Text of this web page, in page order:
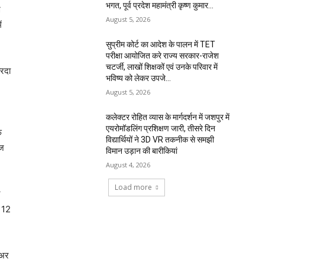
भगत, पूर्व प्रदेश महामंत्री कृष्ण कुमार...
August 5, 2026
सुप्रीम कोर्ट का आदेश के पालन में TET
परीक्षा आयोजित करे राज्य सरकार-राजेश
चटर्जी, लाखों शिक्षकों एवं उनके परिवार में
भविष्य को लेकर उपजे...
August 5, 2026
कलेक्टर रोहित व्यास के मार्गदर्शन में जशपुर में
एयरोमॉडलिंग प्रशिक्षण जारी, तीसरे दिन
विद्यार्थियों ने 3D VR तकनीक से समझी
विमान उड़ान की बारीकियां
August 4, 2026
Load more